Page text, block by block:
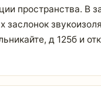
пространства. В
д 125б и